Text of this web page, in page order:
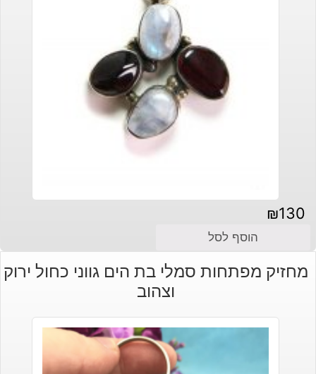
₪130
הוסף לסל
מחזיק מפתחות סמלי בת הים גווני כחול ירוק
וצהוב